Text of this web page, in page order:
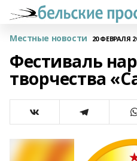
Местные новости 20 ФЕВРАЛЯ
Фестиваль
творчества